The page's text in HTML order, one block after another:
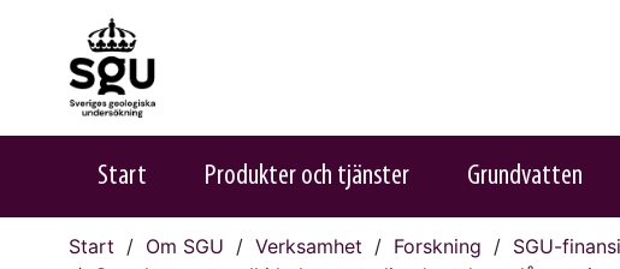
Start Produkter och tjänster Grundvatten
Start Om SGU Verksamhet Forskning SGU-